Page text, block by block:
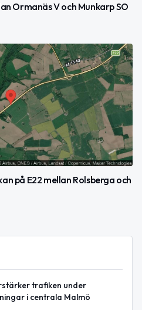
Ormanäs V och Munkarp SO
på E22 mellan Rolsberga och
trafiken under
i centrala Malmö